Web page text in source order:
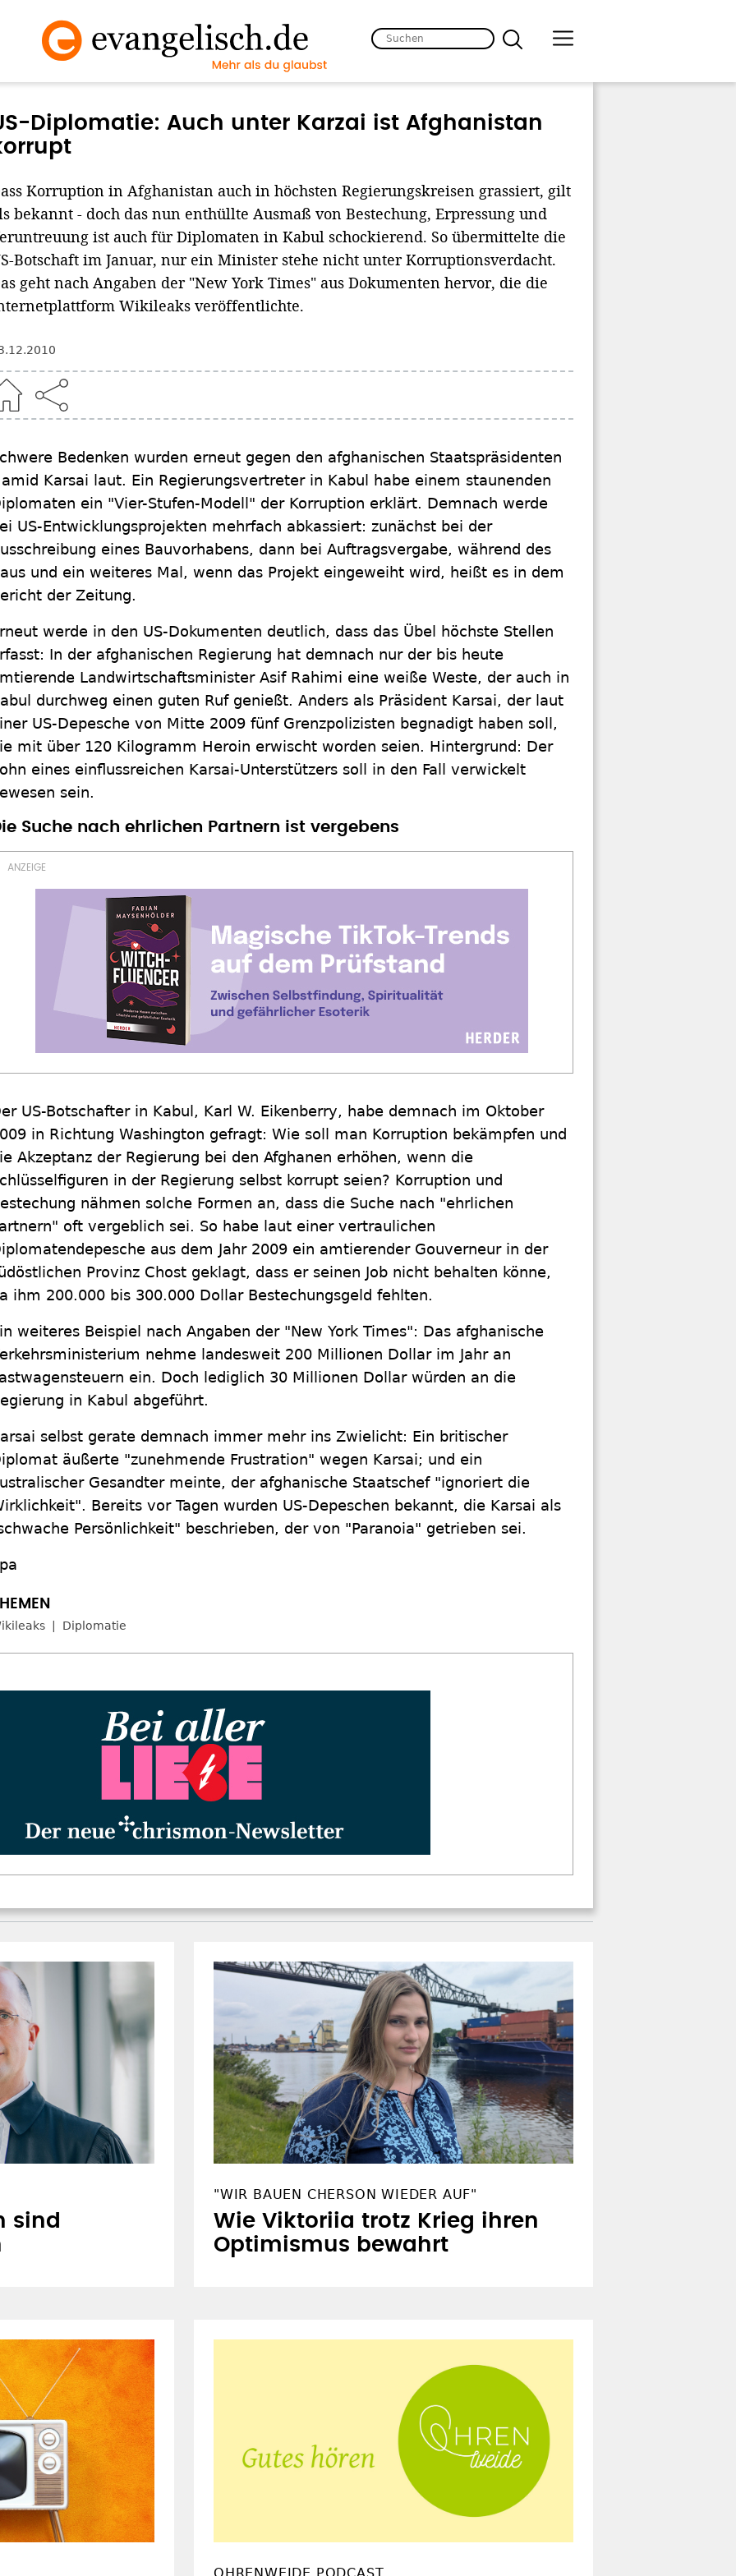
Diplomatie: Auch unter Karzai ist Afghanistan
Korruption in Afghanistan auch in höchsten Regierungskreisen grassiert, gilt
bekannt - doch das nun enthüllte Ausmaß von Bestechung, Erpressung und
ist auch für Diplomaten in Kabul schockierend. So übermittelte die
Botschaft im Januar, nur ein Minister stehe nicht unter Korruptionsverdacht.
geht nach Angaben der "New York Times" aus Dokumenten hervor, die die
Wikileaks veröffentlichte.
Bedenken wurden erneut gegen den afghanischen Staatspräsidenten
Karsai laut. Ein Regierungsvertreter in Kabul habe einem staunenden
ein "Vier-Stufen-Modell" der Korruption erklärt. Demnach werde
US-Entwicklungsprojekten mehrfach abkassiert: zunächst bei der
eines Bauvorhabens, dann bei Auftragsvergabe, während des
und ein weiteres Mal, wenn das Projekt eingeweiht wird, heißt es in dem
der Zeitung.
werde in den US-Dokumenten deutlich, dass das Übel höchste Stellen
In der afghanischen Regierung hat demnach nur der bis heute
Landwirtschaftsminister Asif Rahimi eine weiße Weste, der auch in
durchweg einen guten Ruf genießt. Anders als Präsident Karsai, der laut
US-Depesche von Mitte 2009 fünf Grenzpolizisten begnadigt haben soll,
mit über 120 Kilogramm Heroin erwischt worden seien. Hintergrund: Der
eines einflussreichen Karsai-Unterstützers soll in den Fall verwickelt
sein.
Suche nach ehrlichen Partnern ist vergebens
US-Botschafter in Kabul, Karl W. Eikenberry, habe demnach im Oktober
in Richtung Washington gefragt: Wie soll man Korruption bekämpfen und
Akzeptanz der Regierung bei den Afghanen erhöhen, wenn die
in der Regierung selbst korrupt seien? Korruption und
nähmen solche Formen an, dass die Suche nach "ehrlichen
oft vergeblich sei. So habe laut einer vertraulichen
aus dem Jahr 2009 ein amtierender Gouverneur in der
Provinz Chost geklagt, dass er seinen Job nicht behalten könne,
ihm 200.000 bis 300.000 Dollar Bestechungsgeld fehlten.
weiteres Beispiel nach Angaben der "New York Times": Das afghanische
nehme landesweit 200 Millionen Dollar im Jahr an
ein. Doch lediglich 30 Millionen Dollar würden an die
in Kabul abgeführt.
selbst gerate demnach immer mehr ins Zwielicht: Ein britischer
äußerte "zunehmende Frustration" wegen Karsai; und ein
Gesandter meinte, der afghanische Staatschef "ignoriert die
Bereits vor Tagen wurden US-Depeschen bekannt, die Karsai als
Persönlichkeit" beschrieben, der von "Paranoia" getrieben sei.
Diplomatie
sind
"WIR BAUEN CHERSON WIEDER AUF"
Wie Viktoriia trotz Krieg ihren
Optimismus bewahrt